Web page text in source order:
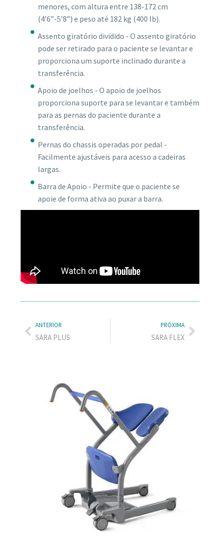
menores, com altura entre 138-172 cm
(4’6”-5’8”) e peso até 182 kg (400 lb).
Assento giratório dividido - O assento giratório
pode ser retirado para o paciente se levantar e
proporciona um suporte inclinado durante a
transferência.
Apoio de joelhos - O apoio de joelhos
proporciona suporte para se levantar e também
para as pernas do paciente durante a
transferência.
Pernas do chassis operadas por pedal -
Facilmente ajustáveis para acesso a cadeiras
largas.
Barra de Apoio - Permite que o paciente se
apoie de forma ativa ao puxar a barra.
ANTERIOR
SARA PLUS
PRÓXIMA
SARA FLEX